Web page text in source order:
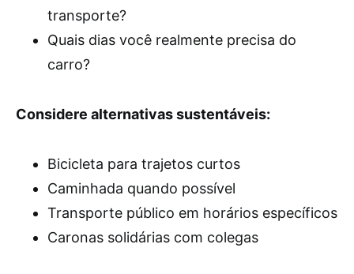
transporte?
Quais dias você realmente precisa do
carro?
Considere alternativas sustentáveis:
Bicicleta para trajetos curtos
Caminhada quando possível
Transporte público em horários específicos
Caronas solidárias com colegas